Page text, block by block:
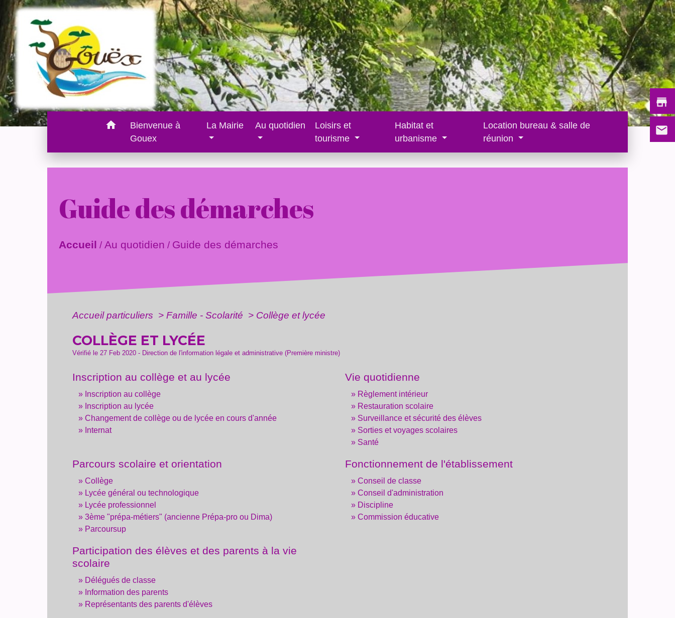
home
Bienvenue à
Gouex
La Mairie Au quotidien
Loisirs et
tourisme
Habitat et
urbanisme
Location bureau & salle de
réunion
Guide des démarches
Accueil / Au quotidien / Guide des démarches
Accueil particuliers > Famille - Scolarité > Collège et lycée
COLLÈGE ET LYCÉE
Vérifié le 27 Feb 2020 - Direction de l'information légale et administrative (Première ministre)
Inscription au collège et au lycée
Inscription au collège
Inscription au lycée
Changement de collège ou de lycée en cours d'année
Internat
Vie quotidienne
Règlement intérieur
Restauration scolaire
Surveillance et sécurité des élèves
Sorties et voyages scolaires
Santé
Parcours scolaire et orientation
Collège
Lycée général ou technologique
Lycée professionnel
3ème "prépa-métiers" (ancienne Prépa-pro ou Dima)
Parcoursup
Fonctionnement de l'établissement
Conseil de classe
Conseil d'administration
Discipline
Commission éducative
Participation des élèves et des parents à la vie
scolaire
Délégués de classe
Information des parents
Représentants des parents d'élèves
store
email